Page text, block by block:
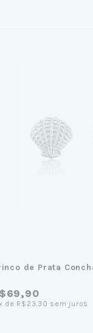
de Prata
de R$23,30 sem juros